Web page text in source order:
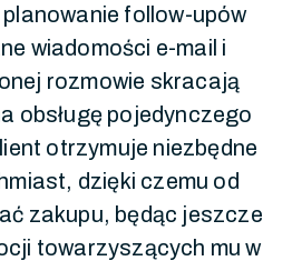
follow-upów
wiadomości e-mail i
rozmowie skracają
obsługę pojedynczego
otrzymuje niezbędne
dzięki czemu od
zakupu, będąc jeszcze
towarzyszących mu w